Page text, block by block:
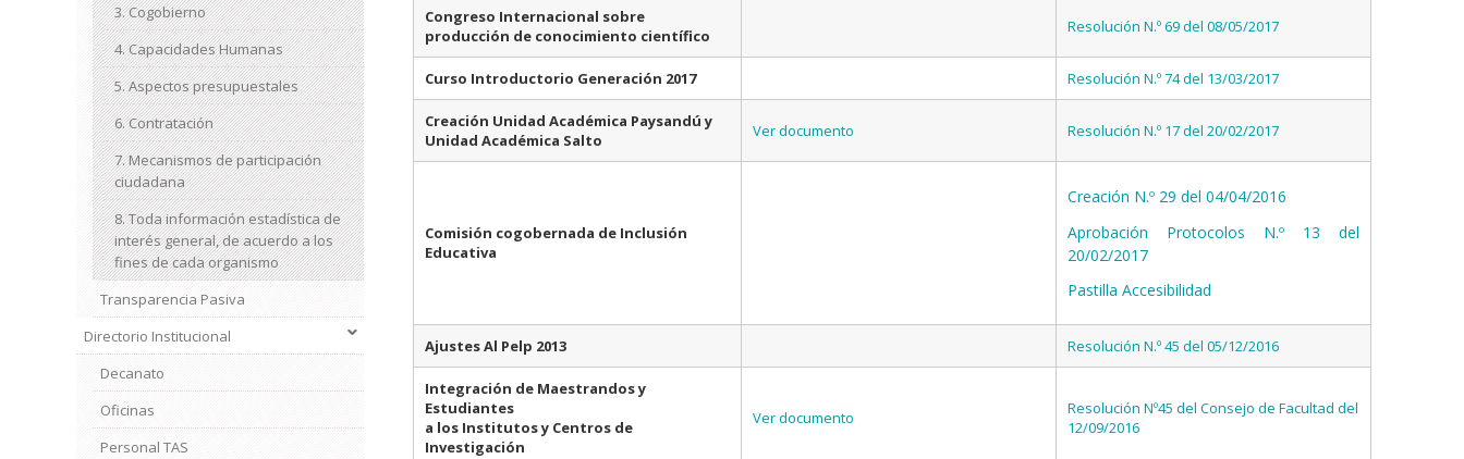
3. Cogobierno
4. Capacidades Humanas
5. Aspectos presupuestales
6. Contratación
7. Mecanismos de participación
ciudadana
8. Toda información estadística de
interés general, de acuerdo a los
fines de cada organismo
Transparencia Pasiva
Directorio Institucional
Decanato
Oficinas
Personal TAS
Congreso Internacional sobre
producción de conocimiento científico
Resolución N.º 69 del 08/05/2017
Curso Introductorio Generación 2017 Resolución N.º 74 del 13/03/2017
Creación Unidad Académica Paysandú y
Unidad Académica Salto
Ver documento Resolución N.º 17 del 20/02/2017
Comisión cogobernada de Inclusión
Educativa
Creación N.º 29 del 04/04/2016
Aprobación Protocolos N.º 13 del
20/02/2017
Pastilla Accesibilidad
Ajustes Al Pelp 2013 Resolución N.º 45 del 05/12/2016
Integración de Maestrandos y
Estudiantes
a los Institutos y Centros de
Investigación
Ver documento
Resolución Nº45 del Consejo de Facultad del
12/09/2016